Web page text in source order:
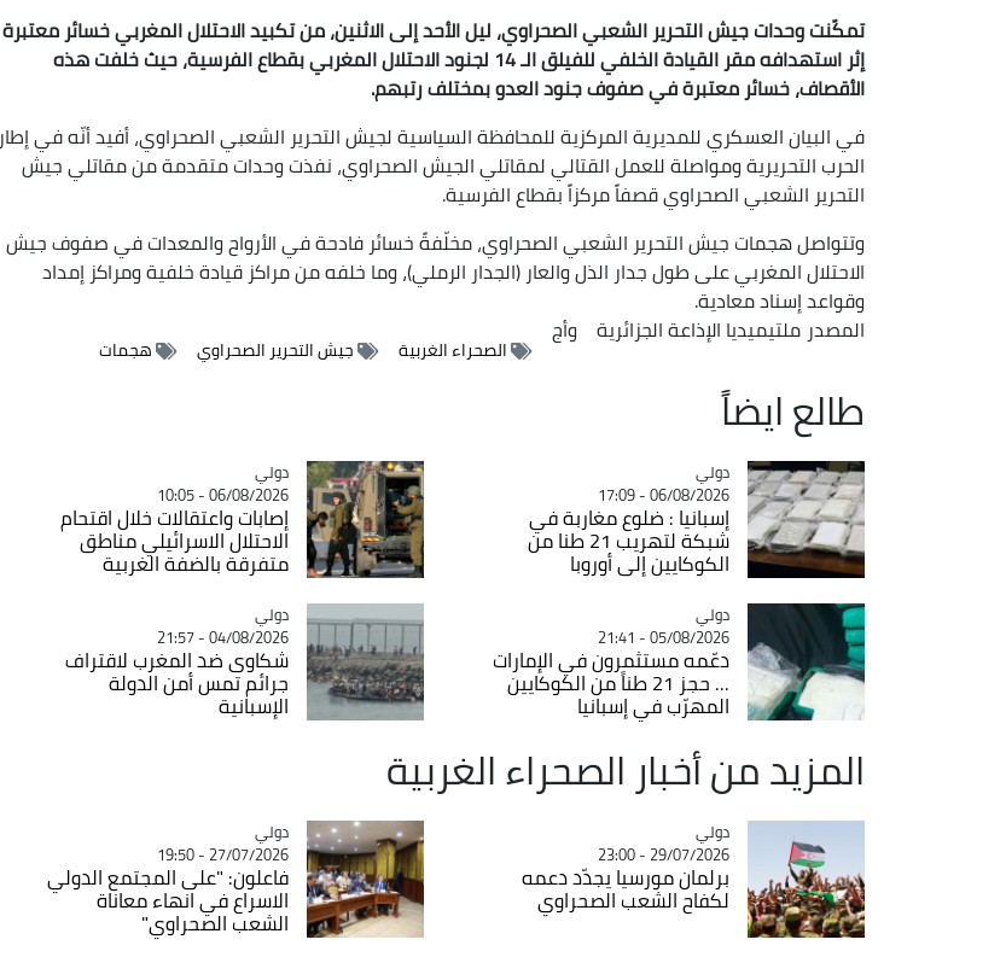
تمكّنت وحدات جيش التحرير الشعبي الصحراوي، ليل الأحد إلى الاثنين، من تكبيدالاحتلال المغربي خسائر معتبرة
إثر استهدافهمقر القيادة الخلفي للفيلق الـ 14 لجنود الاحتلال المغربي بقطاع الفرسية ،حيث خلفت هذه
الأقصاف، خسائر معتبرة في صفوف جنود العدو بمختلف رتبهم.
في البيان العسكري للمديرية المركزية للمحافظة السياسية لجيش التحرير الشعبي الصحراوي،أفيد أنّه في إطار
الحرب التحريرية ومواصلة للعمل القتالي لمقاتلي الجيش الصحراوي، نفذت وحدات متقدمة من مقاتلي جيش
التحرير الشعبي الصحراوي قصفاً مركزاً بقطاع الفرسية.
وتتواصل هجمات جيش التحرير الشعبي الصحراوي، مخلّفةً خسائر فادحة في الأرواح والمعدات في صفوف جيش
الاحتلال المغربي على طول جدار الذل والعار (الجدار الرملي)، وما خلفه من مراكز قيادة خلفية ومراكز إمداد
وقواعد إسناد معادية.
المصدر ملتيميديا الإذاعة الجزائرية وأج
الصحراء الغربية جيش التحرير الصحراوي هجمات
طالع ايضاً
Catégorie
دولي
06/08/2026 - 17:09
إسبانيا : ضلوع مغاربة في
شبكة لتهريب 21 طنا من
الكوكايين إلى أوروبا
Catégorie
دولي
06/08/2026 - 10:05
إصابات واعتقالات خلال اقتحام
الاحتلال الاسرائيلي مناطق
متفرقة بالضفة الغربية
Catégorie
دولي
05/08/2026 - 21:41
دعّمه مستثمرون في الإمارات
... حجز 21 طناً من الكوكايين
المهرّب في إسبانيا
Catégorie
دولي
04/08/2026 - 21:57
شكاوى ضد المغرب لاقتراف
جرائم تمس أمن الدولة
الإسبانية
المزيد من أخبار الصحراء الغربية
Catégorie
دولي
29/07/2026 - 23:00
برلمان مورسيا يجدّد دعمه
لكفاح الشعب الصحراوي
Catégorie
دولي
27/07/2026 - 19:50
فاعلون: "على المجتمع الدولي
الاسراع في انهاء معاناة
الشعب الصحراوي"